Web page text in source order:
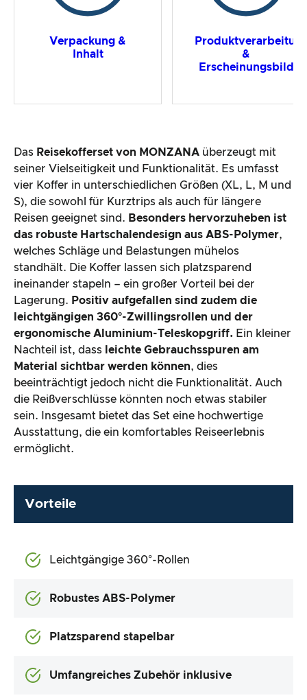
Verpackung &
Inhalt
&
Erscheinungsbild
Das Reisekofferset von MONZANA überzeugt mit
seiner Vielseitigkeit und Funktionalität. Es umfasst
vier Koffer in unterschiedlichen Größen (XL, L, M und
S), die sowohl für Kurztrips als auch für längere
Reisen geeignet sind. Besonders hervorzuheben ist
das robuste Hartschalendesign aus ABS-Polymer,
welches Schläge und Belastungen mühelos
standhält. Die Koffer lassen sich platzsparend
ineinander stapeln – ein großer Vorteil bei der
Lagerung. Positiv aufgefallen sind zudem die
leichtgängigen 360°-Zwillingsrollen und der
ergonomische Aluminium-Teleskopgriff. Ein kleiner
Nachteil ist, dass leichte Gebrauchsspuren am
Material sichtbar werden können, dies
beeinträchtigt jedoch nicht die Funktionalität. Auch
die Reißverschlüsse könnten noch etwas stabiler
sein. Insgesamt bietet das Set eine hochwertige
Ausstattung, die ein komfortables Reiseerlebnis
ermöglicht.
Vorteile
Leichtgängige 360°-Rollen
Robustes ABS-Polymer
Platzsparend stapelbar
Umfangreiches Zubehör inklusive